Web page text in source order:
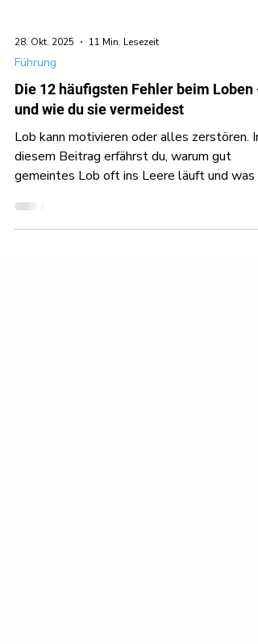
28. Okt. 2025 11 Min. Lesezeit
Führung
Die 12 häufigsten Fehler beim Loben -
und wie du sie vermeidest
Lob kann motivieren oder alles zerstören. In
gemeintes Lob oft ins Leere läuft und was
tun kannst, damit deine Wertschätzung